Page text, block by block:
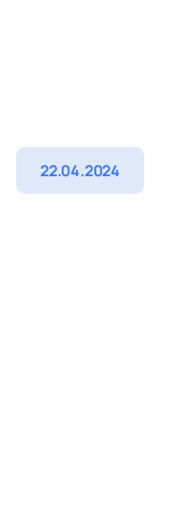
22.04.2024